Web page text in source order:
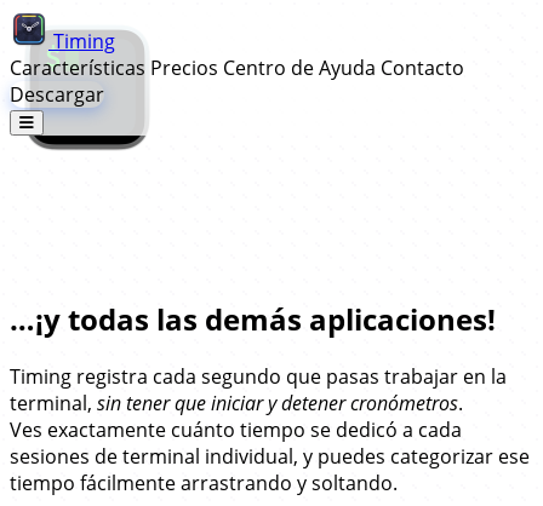
Timing
Características Precios Centro de Ayuda Contacto
Descargar
…¡y todas las demás aplicaciones!
Timing registra cada segundo que pasas trabajar en la
terminal, sin tener que iniciar y detener cronómetros.
Ves exactamente cuánto tiempo se dedicó a cada
sesiones de terminal individual, y puedes categorizar ese
tiempo fácilmente arrastrando y soltando.